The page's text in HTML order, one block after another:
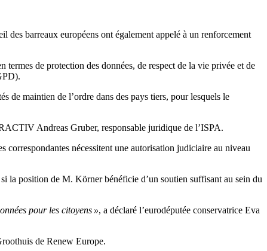
barreaux européens ont également appelé à un renforcement
termes de protection des données, de respect de la vie privée et de
de maintien de l’ordre dans des pays tiers, pour lesquels le
Andreas Gruber, responsable juridique de l’ISPA.
correspondantes nécessitent une autorisation judiciaire au niveau
la position de M. Körner bénéficie d’un soutien suffisant au sein du
pour les citoyens », a déclaré l’eurodéputée conservatrice Eva
de Renew Europe.